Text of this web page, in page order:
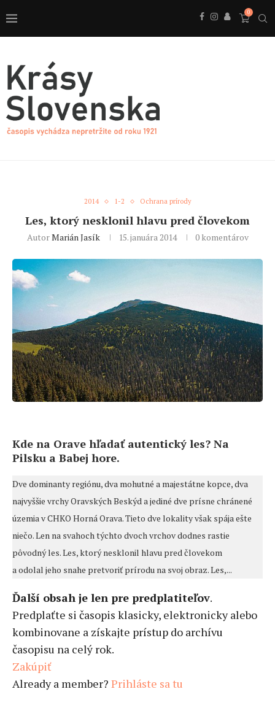
0
2014 1-2 Ochrana prírody
Les, ktorý nesklonil hlavu pred človekom
AutorMarián Jasík 15. januára 2014 0 komentárov
Kde na Orave hľadať autentický les? Na
Pilsku a Babej hore.
Dve dominanty regiónu, dva mohutné a majestátne kopce, dva
najvyššie vrchy Oravských Beskýd a jediné dve prísne chránené
územia v CHKO Horná Orava. Tieto dve lokality však spája ešte
niečo. Len na svahoch týchto dvoch vrchov dodnes rastie
pôvodný les. Les, ktorý nesklonil hlavu pred človekom
a odolal jeho snahe pretvoriť prírodu na svoj obraz. Les,...
Ďalší obsah je len pre predplatiteľov.
Predplaťte si časopis klasicky, elektronicky alebo
kombinovane a získajte prístup do archívu
časopisu na celý rok.
Zakúpiť
Already a member? Prihláste sa tu